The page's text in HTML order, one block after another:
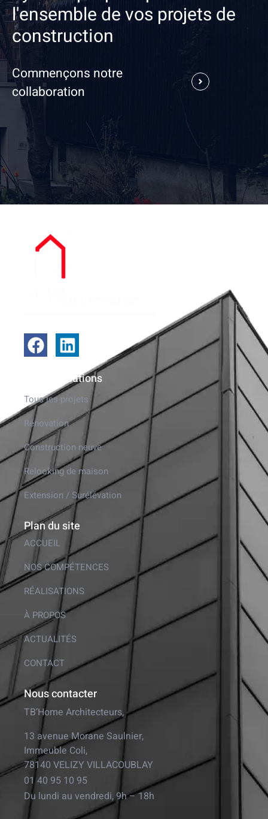
l'ensemble de vos projets de
construction
Commençons notre
collaboration
Nos réalisations
Tous les projets
Rénovation
Construction neuve
Relooking de maison
Extension / Surélévation
Plan du site
ACCUEIL
NOS COMPÉTENCES
RÉALISATIONS
À PROPOS
ACTUALITÉS
CONTACT
Nous contacter
TB’Home Architecteurs,
13 avenue Morane Saulnier,
Immeuble Coli,
78140 VELIZY VILLACOUBLAY
01 40 95 10 95
Du lundi au vendredi, 9h – 18h